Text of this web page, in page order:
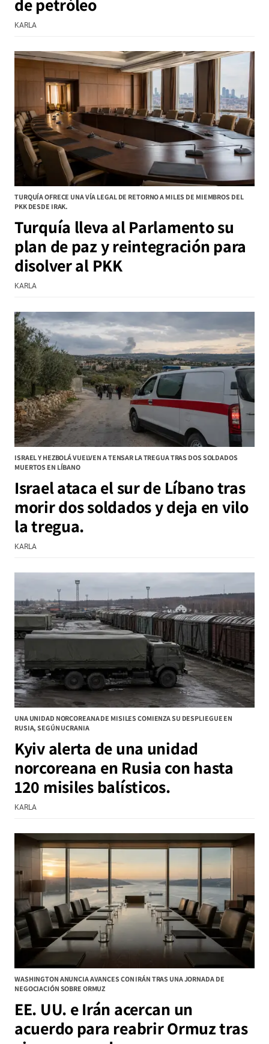
KARLA
TURQUÍA OFRECE UNA VÍA LEGAL DE RETORNO A MILES DE MIEMBROS DEL
PKK DESDE IRAK.
Turquía lleva al Parlamento su
plan de paz y reintegración para
disolver al PKK
KARLA
ISRAEL Y HEZBOLÁ VUELVEN A TENSAR LA TREGUA TRAS DOS SOLDADOS
MUERTOS EN LÍBANO
Israel ataca el sur de Líbano tras
morir dos soldados y deja en vilo
la tregua.
KARLA
UNA UNIDAD NORCOREANA DE MISILES COMIENZA SU DESPLIEGUE EN
RUSIA, SEGÚN UCRANIA
Kyiv alerta de una unidad
norcoreana en Rusia con hasta
120 misiles balísticos.
KARLA
WASHINGTON ANUNCIA AVANCES CON IRÁN TRAS UNA JORNADA DE
NEGOCIACIÓN SOBRE ORMUZ
EE. UU. e Irán acercan un
acuerdo para reabrir Ormuz tras